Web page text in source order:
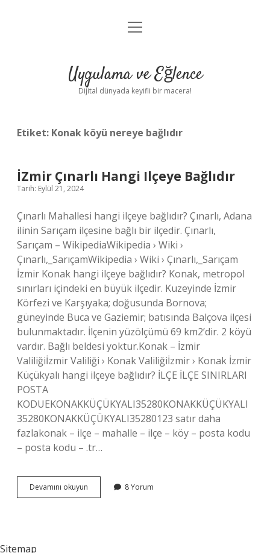
Anasayfa
Yasal Uyarı
menüyü
Uygulama ve Eğlence
Dijital dünyada keyifli bir macera!
Etiket: Konak köyü nereye bağlıdır
İZmir Çınarlı Hangi Ilçeye Bağlıdır
Tarih: Eylül 21, 2024
Çınarlı Mahallesi hangi ilçeye bağlıdır? Çınarlı, Adana
ilinin Sarıçam ilçesine bağlı bir ilçedir. Çınarlı,
Sarıçam – WikipediaWikipedia › Wiki ›
Çınarlı,_SarıçamWikipedia › Wiki › Çınarlı,_Sarıçam
İzmir Konak hangi ilçeye bağlıdır? Konak, metropol
sınırları içindeki en büyük ilçedir. Kuzeyinde İzmir
Körfezi ve Karşıyaka; doğusunda Bornova;
güneyinde Buca ve Gaziemir; batısında Balçova ilçesi
bulunmaktadır. İlçenin yüzölçümü 69 km2’dir. 2 köyü
vardır. Bağlı beldesi yoktur.Konak – İzmir
Valiliğiİzmir Valiliği › Konak Valiliğiİzmir › Konak İzmir
Küçükyalı hangi ilçeye bağlıdır? İLÇE İLÇE SINIRLARI
POSTA
KODUEKONAKKÜÇÜKYALI35280KONAKKÜÇÜKYALI
35280KONAKKÜÇÜKYALI35280123 satır daha
fazlakonak – ilçe – mahalle – ilçe – köy – posta kodu
– posta kodu – .tr…
Devamını okuyun
Çınarlı
8 Yorum
Sitemap